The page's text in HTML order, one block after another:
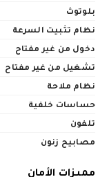
بلوتوث
نظام تثبيت السرعة
دخول من غير مفتاح
تشغيل من غير مفتاح
نظام ملاحة
حساسات خلفية
تلفون
مصابيح زنون
مميزات الأمان